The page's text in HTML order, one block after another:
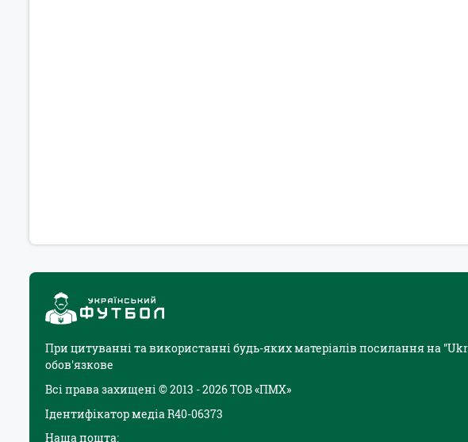
При цитуванні та використанні будь-яких матеріалів посилання на
обов'язкове
Всі права захищені © 2013 - 2026 ТОВ «ПМХ»
Ідентифікатор медіа R40-06373
Наша пошта: